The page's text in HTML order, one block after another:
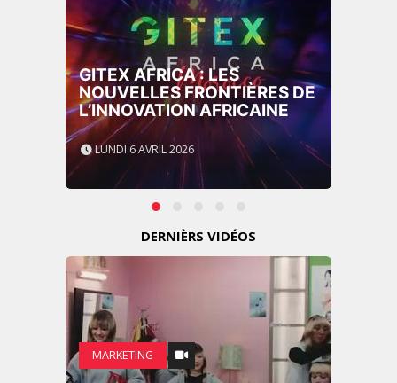
GITEX AFRICA : LES
NOUVELLES FRONTIÈRES DE
L’INNOVATION AFRICAINE
LUNDI 6 AVRIL 2026
DERNIÈRS VIDÉOS
MARKETING